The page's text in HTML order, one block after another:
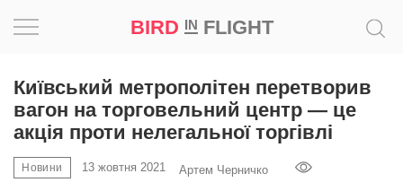
BIRD INFLIGHT
Київський метрополітен перетворив
вагон на торговельний центр — це
акція проти нелегальної торгівлі
Новини 13 жовтня 2021 Артем Черничко